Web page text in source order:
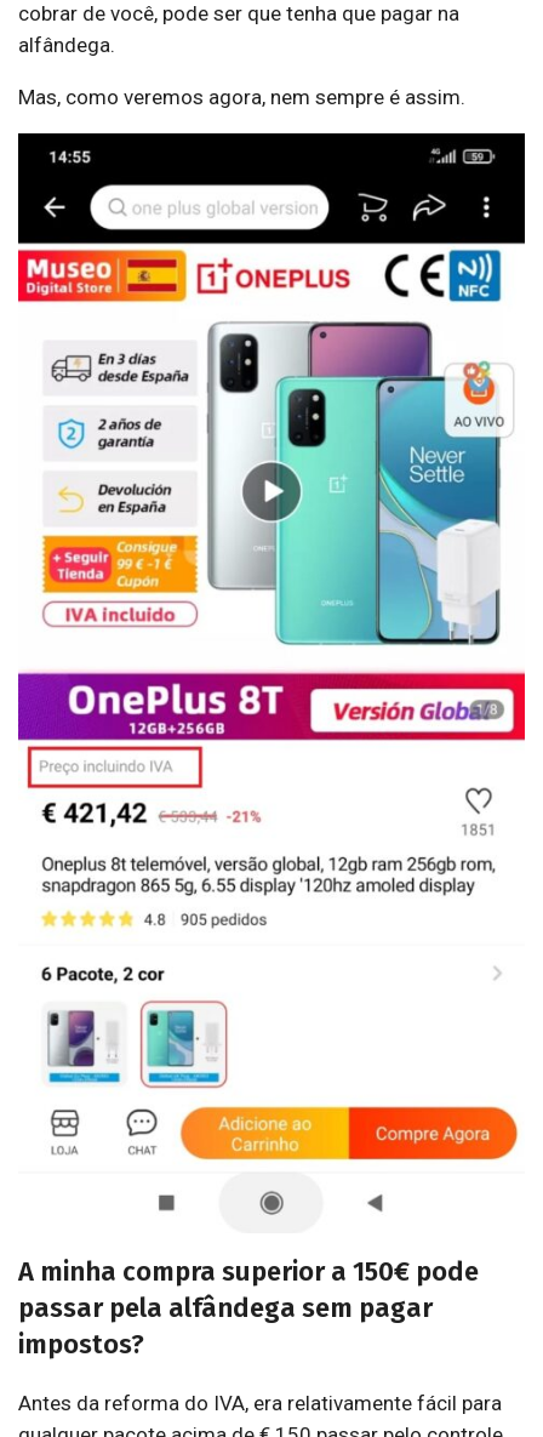
cobrar de você, pode ser que tenha que pagar na
alfândega.
Mas, como veremos agora, nem sempre é assim.
A minha compra superior a 150€ pode
passar pela alfândega sem pagar
impostos?
Antes da reforma do IVA, era relativamente fácil para